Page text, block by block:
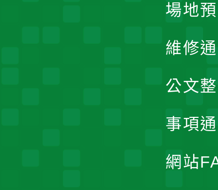
場地
維修
公文
事項
網站